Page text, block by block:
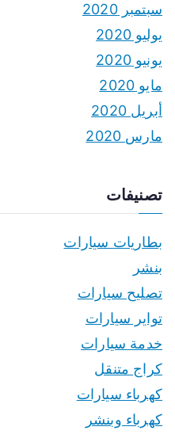
سبتمبر 2020
يوليو 2020
يونيو 2020
مايو 2020
أبريل 2020
مارس 2020
تصنيفات
بطاريات سيارات
بنشر
تصليح سيارات
تواير سيارات
خدمة سيارات
كراج متنقل
كهرباء سيارات
كهرباء وبنشر